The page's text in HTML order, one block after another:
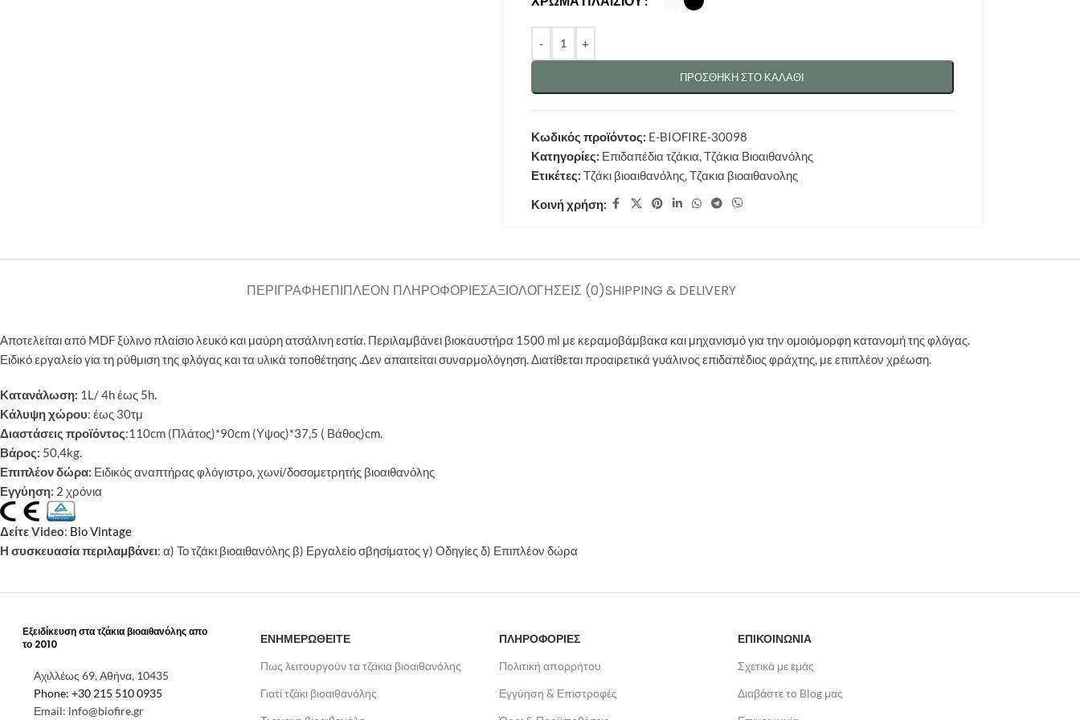
- +
ΠΡΟΣΘΉΚΗ ΣΤΟ ΚΑΛΆΘΙ
Κωδικός προϊόντος: E-BIOFIRE-30098
Κατηγορίες: Επιδαπέδια τζάκια,Τζάκια Βιοαιθανόλης
Ετικέτες: Τζάκι βιοαιθανόλης,Τζακια βιοαιθανολης
Κοινή χρήση:
ΠΕΡΙΓΡΑΦΉΕΠΙΠΛΈΟΝ ΠΛΗΡΟΦΟΡΊΕΣΑΞΙΟΛΟΓΉΣΕΙΣ (0)SHIPPING & DELIVERY
Αποτελείται από MDF ξύλινο πλαίσιο λευκό και μαύρη ατσάλινη εστία. Περιλαμβάνει βιοκαυστήρα 1500 ml με κεραμοβάμβακα και μηχανισμό για την ομοιόμορφη κατανομή της φλόγας.
Ειδικό εργαλείο για τη ρύθμιση της φλόγας και τα υλικά τοποθέτησης .Δεν απαιτείται συναρμολόγηση. Διατίθεται προαιρετικά γυάλινος επιδαπέδιος φράχτης, με επιπλέον χρέωση.
Κατανάλωση: 1L/ 4h έως 5h.
Κάλυψη χώρου: έως 30τμ
Διαστάσεις προϊόντος:110cm (Πλάτος)*90cm (Υψος)*37,5 ( Βάθος)cm.
Βάρος: 50,4kg.
Επιπλέον δώρα: Ειδικός αναπτήρας φλόγιστρο, χωνί/δοσομετρητής βιοαιθανόλης
Εγγύηση: 2 χρόνια
Δείτε Video: Bio Vintage
Η συσκευασία περιλαμβάνει: α) Το τζάκι βιοαιθανόλης β) Εργαλείο σβησίματος γ) Οδηγίες δ) Επιπλέον δώρα
Εξειδίκευση στα τζάκια βιοαιθανόλης απο
το 2010
Αχιλλέως 69, Αθήνα, 10435
Phone: +30 215 510 0935
Εmail: info@biofire.gr
ΕΝΗΜΕΡΩΘΕΙΤΕ
Πως λειτουργούν τα τζάκια βιοαιθανόλης
Γιατί τζάκι βιοαιθανόλης
ΠΛΗΡΟΦΟΡΙΕΣ
Πολιτική απορρήτου
Εγγύηση & Επιστροφές
ΕΠΙΚΟΙΝΩΝΙΑ
Σχετικά με εμάς
Διαβάστε το Blog μας